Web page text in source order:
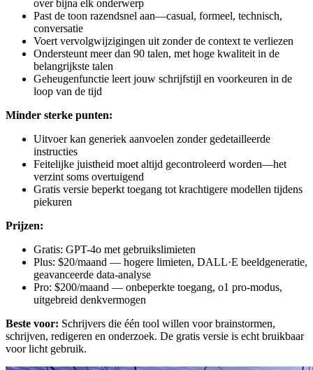
over bijna elk onderwerp
Past de toon razendsnel aan—casual, formeel, technisch,
conversatie
Voert vervolgwijzigingen uit zonder de context te verliezen
Ondersteunt meer dan 90 talen, met hoge kwaliteit in de
belangrijkste talen
Geheugenfunctie leert jouw schrijfstijl en voorkeuren in de
loop van de tijd
Minder sterke punten:
Uitvoer kan generiek aanvoelen zonder gedetailleerde
instructies
Feitelijke juistheid moet altijd gecontroleerd worden—het
verzint soms overtuigend
Gratis versie beperkt toegang tot krachtigere modellen tijdens
piekuren
Prijzen:
Gratis: GPT-4o met gebruikslimieten
Plus: $20/maand — hogere limieten, DALL·E beeldgeneratie,
geavanceerde data-analyse
Pro: $200/maand — onbeperkte toegang, o1 pro-modus,
uitgebreid denkvermogen
Beste voor: Schrijvers die één tool willen voor brainstormen,
schrijven, redigeren en onderzoek. De gratis versie is echt bruikbaar
voor licht gebruik.